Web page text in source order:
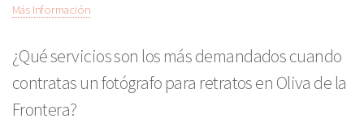
Más Información
¿Qué servicios son los más demandados cuando
contratas un fotógrafo para retratos en Oliva de la
Frontera?